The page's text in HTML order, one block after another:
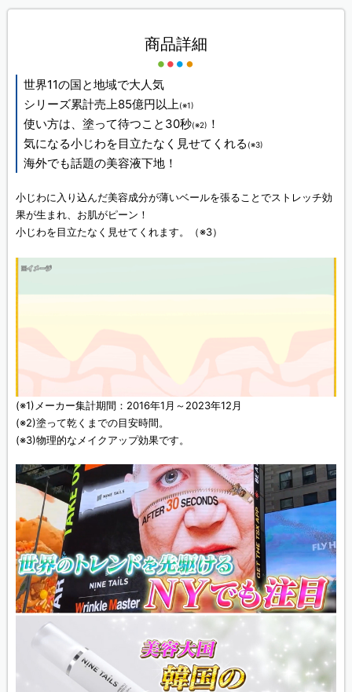
商品詳細
世界11の国と地域で大人気
シリーズ累計売上85億円以上(※1)
使い方は、塗って待つこと30秒(※2) ！
気になる小じわを目立たなく見せてくれる (※3)
海外でも話題の美容液下地！
小じわに入り込んだ美容成分が薄いベールを張ることでストレッチ効
果が生まれ、お肌がピーン！
小じわを目立たなく見せてくれます。（※3）
(※1)メーカー集計期間：2016年1月～2023年12月
(※2)塗って乾くまでの目安時間。
(※3)物理的なメイクアップ効果です。